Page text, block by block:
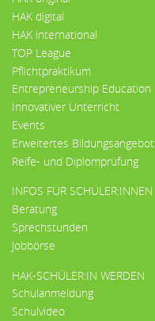
HAK digital
HAK international
TOP League
Pflichtpraktikum
Entrepreneurship Education
Innovativer Unterricht
Events
Erweitertes Bildungsangebot
Reife- und Diplomprüfung
INFOS FÜR SCHÜLER:INNEN
Beratung
Sprechstunden
Jobbörse
HAK-SCHÜLER:IN WERDEN
Schulanmeldung
Schulvideo